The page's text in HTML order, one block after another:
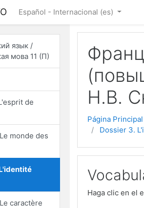
Español - Internacional ‎(es)‎
язык /
мова 11 (П)
de
monde des
caractère
Н.В.
Página Principal
Dossier 3.
Haga clic en el